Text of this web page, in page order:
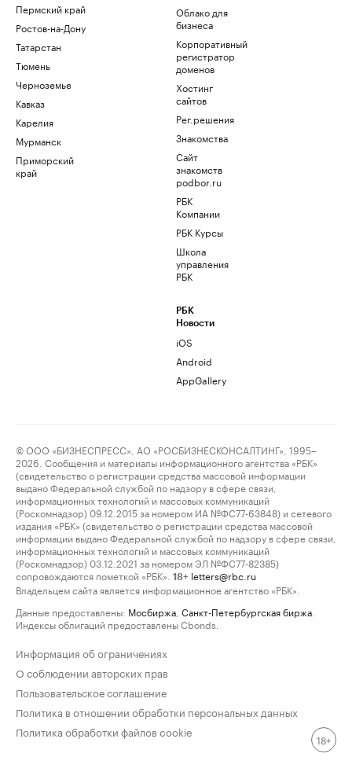
Пермский край
Ростов-на-Дону
Татарстан
Тюмень
Черноземье
Кавказ
Карелия
Мурманск
Приморский
край
Облако для
бизнеса
Корпоративный
регистратор
доменов
Хостинг
сайтов
Рег.решения
Знакомства
Сайт
знакомств
podbor.ru
РБК
Компании
РБК Курсы
Школа
управления
РБК
РБК
Новости
iOS
Android
AppGallery
© ООО «БИЗНЕСПРЕСС», АО «РОСБИЗНЕСКОНСАЛТИНГ», 1995–
2026. Сообщения и материалы информационного агентства «РБК»
(свидетельство о регистрации средства массовой информации
выдано Федеральной службой по надзору в сфере связи,
информационных технологий и массовых коммуникаций
(Роскомнадзор) 09.12.2015 за номером ИА №ФС77-63848) и сетевого
издания «РБК» (свидетельство о регистрации средства массовой
информации выдано Федеральной службой по надзору в сфере связи,
информационных технологий и массовых коммуникаций
(Роскомнадзор) 03.12.2021 за номером ЭЛ №ФС77-82385)
сопровождаются пометкой «РБК».
18+ letters@rbc.ru
Владельцем сайта является информационное агентство «РБК».
Данные предоставлены: Мосбиржа Санкт-Петербургская биржа
Индексы облигаций предоставлены Cbonds.
Информация об ограничениях
О соблюдении авторских прав
Пользовательское соглашение
Политика в отношении обработки персональных данных
Политика обработки файлов cookie
18+